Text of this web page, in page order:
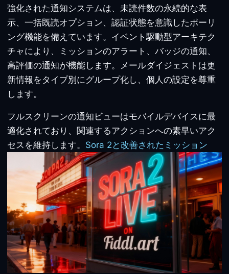
強化された通知システムは、未読件数の永続的な表
示、一括既読オプション、認証状態を意識したポーリ
ング機能を備えています。イベント駆動型アーキテク
チャにより、ミッションのアラート、バッジの通知、
高評価の通知が機能します。メールダイジェストは更
新情報をタイプ別にグループ化し、個人の設定を尊重
します。
フルスクリーンの通知ビューはモバイルデバイスに最
適化されており、関連するアクションへの素早いアク
セスを維持します。 Sora 2と改善されたミッション